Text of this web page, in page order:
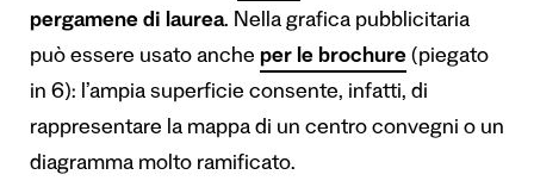
pergamene di laurea. Nella grafica pubblicitaria
può essere usato anche per le brochure (piegato
in 6): l’ampia superficie consente, infatti, di
rappresentare la mappa di un centro convegni o un
diagramma molto ramificato.